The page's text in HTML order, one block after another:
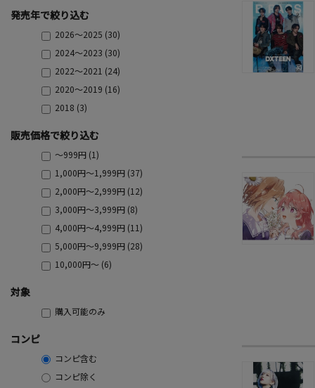
発売年で絞り込む
2026～2025 (30)
2024～2023 (30)
2022～2021 (24)
2020～2019 (16)
2018 (3)
販売価格で絞り込む
～999円 (1)
1,000円～1,999円 (37)
2,000円～2,999円 (12)
3,000円～3,999円 (8)
4,000円～4,999円 (11)
5,000円～9,999円 (28)
10,000円～ (6)
対象
購入可能のみ
コンピ
コンピ含む
コンピ除く